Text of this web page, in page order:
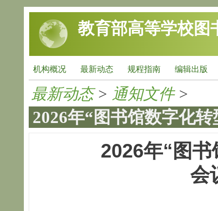
跳转到主要内容
教育部高等学校图
机构概况 最新动态 规程指南 编辑出版
最新动态> 通知文件>
2026年“图书馆数字化
2026年“ 图
会